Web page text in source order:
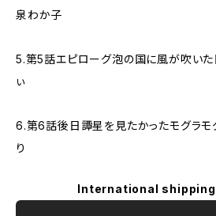
泉わか子
5.第5話エピローグ泡の国に風が吹いた
ぃ
6.第6話後日譚星を見たかったモグラ
り
International